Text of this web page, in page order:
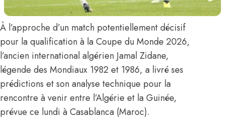
À l’approche d’un match potentiellement décisif
pour la qualification à la Coupe du Monde 2026,
l’ancien international algérien Jamal Zidane,
légende des Mondiaux 1982 et 1986, a livré ses
prédictions et son analyse technique pour la
rencontre à venir entre l’Algérie et la Guinée,
prévue ce lundi à Casablanca (Maroc).